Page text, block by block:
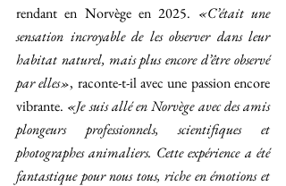
rendant en Norvège en 2025. «C’était une
sensation incroyable de les observer dans leur
habitat naturel, mais plus encore d’être observé
par elles», raconte-t-il avec une passion encore
vibrante. «Je suis allé en Norvège avec des amis
plongeurs professionnels, scientifiques et
photographes animaliers. Cette expérience a été
fantastique pour nous tous, riche en émotions et